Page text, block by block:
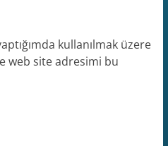
kullanılmak üzere
web site adresimi bu